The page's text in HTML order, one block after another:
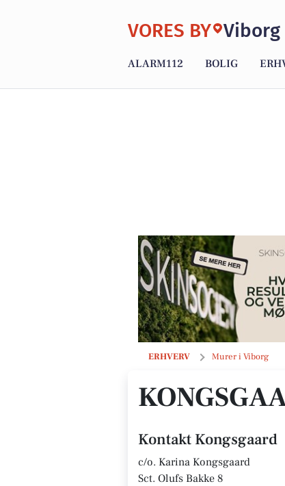
VORES BY Viborg
ALARM112 BOLIG
ERHVERV Murer i Viborg
Kongsgaard
Kontakt Kongsgaard
c/o. Karina Kongsgaard
Sct. Olufs Bakke 8